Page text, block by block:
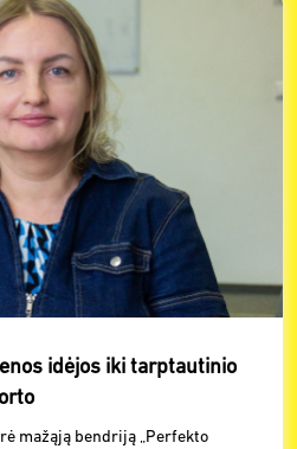
idėjos iki tarptautinio
mažąją bendriją „Perfekto